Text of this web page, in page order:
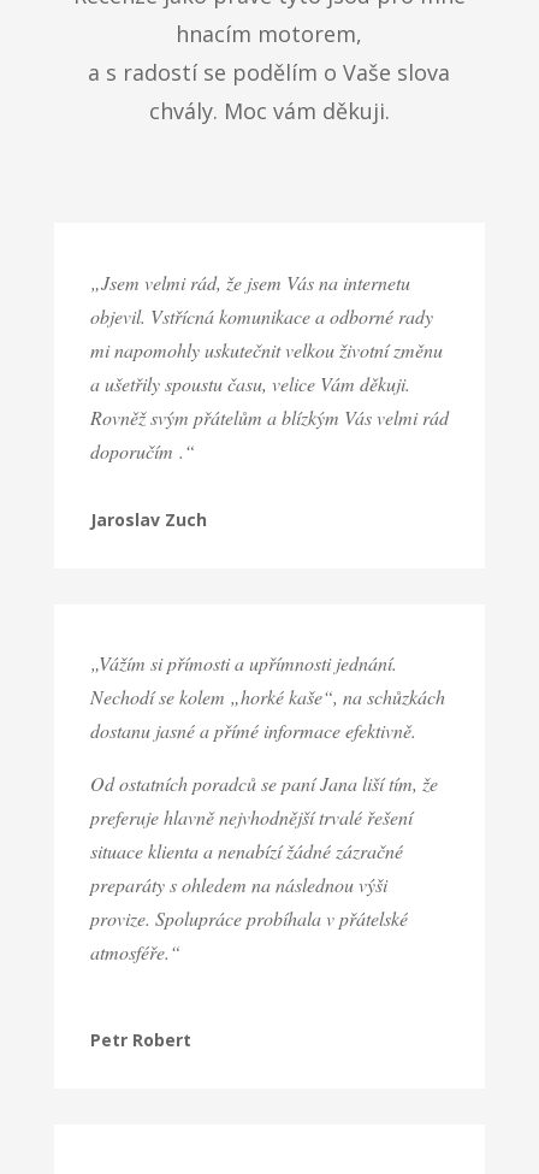
hnacím motorem,
a s radostí se podělím o Vaše slova
chvály. Moc vám děkuji.
„Jsem velmi rád, že jsem Vás na internetu
objevil. Vstřícná komunikace a odborné rady
mi napomohly uskutečnit velkou životní změnu
a ušetřily spoustu času, velice Vám děkuji.
Rovněž svým přátelům a blízkým Vás velmi rád
doporučím .“
Jaroslav Zuch
„Vážím si přímosti a upřímnosti jednání.
Nechodí se kolem „horké kaše“, na schůzkách
dostanu jasné a přímé informace efektivně.
Od ostatních poradců se paní Jana liší tím, že
preferuje hlavně nejvhodnější trvalé řešení
situace klienta a nenabízí žádné zázračné
preparáty s ohledem na následnou výši
provize. Spolupráce probíhala v přátelské
atmosféře.“
Petr Robert